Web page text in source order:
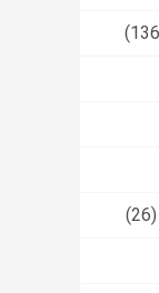
(26)